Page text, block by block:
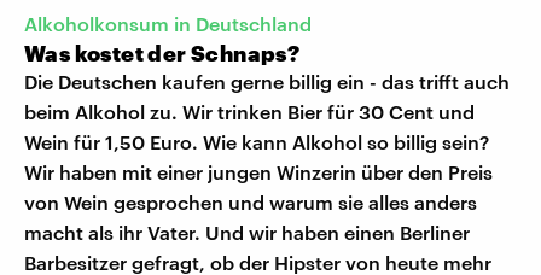
Alkoholkonsum in Deutschland
Was kostet der Schnaps?
Die Deutschen kaufen gerne billig ein - das trifft auch
beim Alkohol zu. Wir trinken Bier für 30 Cent und
Wein für 1,50 Euro. Wie kann Alkohol so billig sein?
Wir haben mit einer jungen Winzerin über den Preis
von Wein gesprochen und warum sie alles anders
macht als ihr Vater. Und wir haben einen Berliner
Barbesitzer gefragt, ob der Hipster von heute mehr